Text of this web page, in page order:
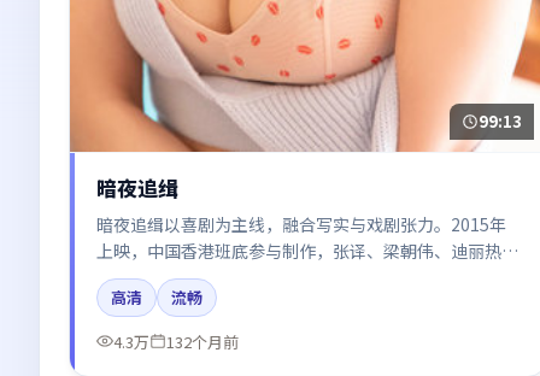
99:13
暗夜追缉
暗夜追缉以喜剧为主线，融合写实与戏剧张力。2015年
上映，中国香港班底参与制作，张译、梁朝伟、迪丽热
巴、谭卓在片中呈现细腻表演，影像风格统一，配乐与剪
辑强化了情绪曲线。
高清
流畅
4.3万
132个月前